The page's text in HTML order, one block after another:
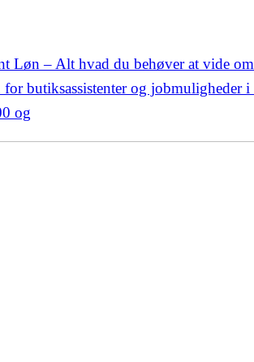
Løn – Alt hvad du behøver at vide
butiksassistenter og jobmuligheder i
og